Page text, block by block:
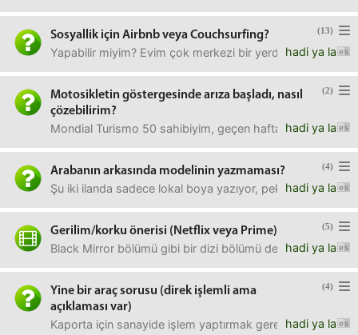
(13)
Sosyallik için Airbnb veya Couchsurfing?
hadi ya la
Yapabilir miyim? Evim çok merkezi bir yerde, inanılmaz
(2)
Motosikletin göstergesinde arıza başladı, nasıl
çözebilirim?
hadi ya la
Mondial Turismo 50 sahibiyim, geçen hafta yakıt
(4)
Arabanın arkasında modelinin yazmaması?
hadi ya la
Şu iki ilanda sadece lokal boya yazıyor, peki "Clio"
(5)
Gerilim/korku önerisi (Netflix veya Prime)
hadi ya la
Black Mirror bölümü gibi bir dizi bölümü de olabilir, film
(4)
Yine bir araç sorusu (direk işlemli ama
açıklaması var)
hadi ya la
Kaporta için sanayide işlem yaptırmak gerekiyor ama